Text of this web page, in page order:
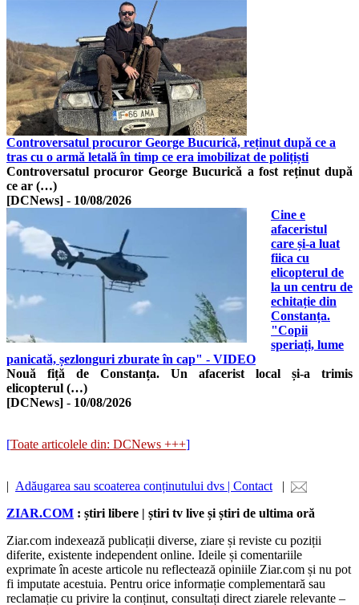
Controversatul procuror George Bucurică, reținut după ce a
tras cu o armă letală în timp ce era imobilizat de polițiști
Controversatul procuror George Bucurică a fost reținut după
ce ar (…)
[DCNews] - 10/08/2026
Cine e
afaceristul
care și-a luat
fiica cu
elicopterul de
la un centru de
echitație din
Constanța.
"Copii
speriați, lume
panicată, șezlonguri zburate în cap" - VIDEO
Nouă fiță de Constanța. Un afacerist local și-a trimis
elicopterul (…)
[DCNews] - 10/08/2026
[Toate articolele din: DCNews +++]
| Adăugarea sau scoaterea conținutului dvs | Contact |
ZIAR.COM : știri libere | știri tv live și știri de ultima oră
Ziar.com indexează publicații diverse, ziare și reviste cu poziții
diferite, existente independent online. Ideile și comentariile
exprimate în aceste articole nu reflectează opiniile Ziar.com și nu pot
fi imputate acestuia. Pentru orice informație complementară sau
reclamație cu privire la conținut, consultați direct ziarele relevante –